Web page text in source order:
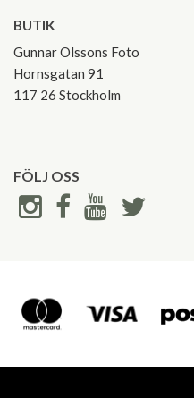
BUTIK
Gunnar Olssons Foto
Hornsgatan 91
117 26 Stockholm
FÖLJ OSS